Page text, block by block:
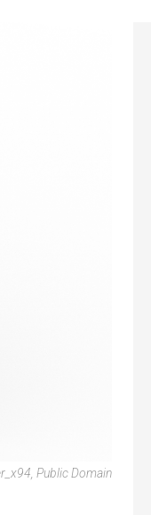
Public Domain